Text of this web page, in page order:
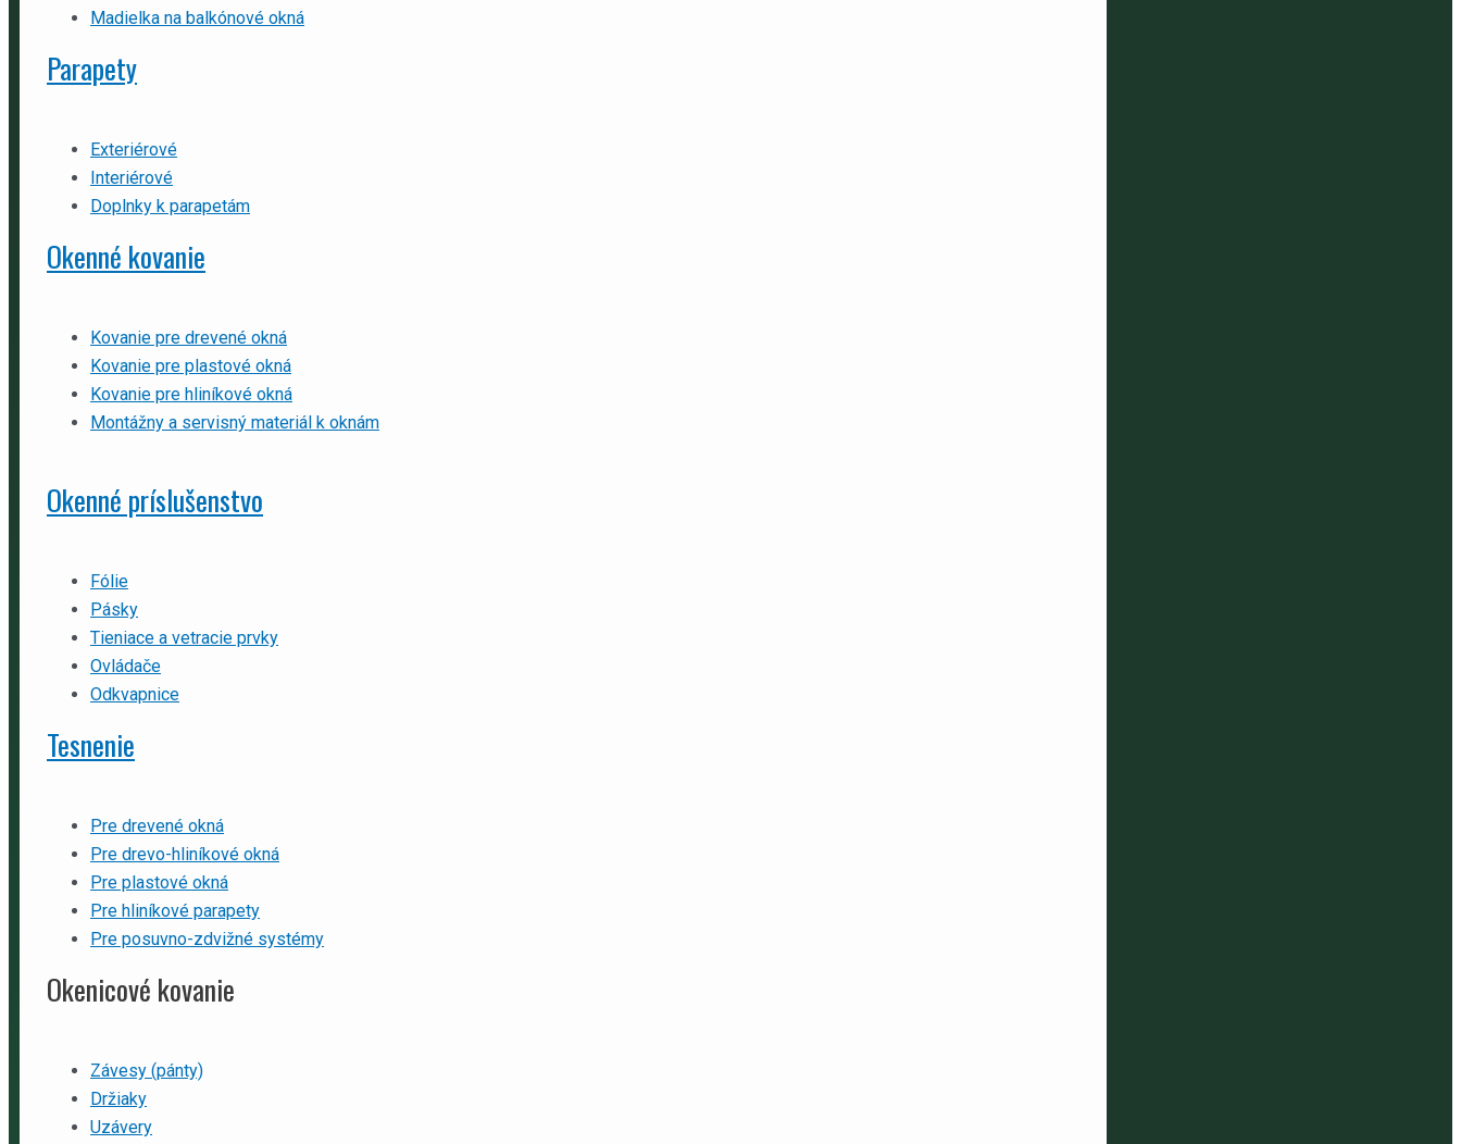
Madielka na balkónové okná
Parapety
Exteriérové
Interiérové
Doplnky k parapetám
Okenné kovanie
Kovanie pre drevené okná
Kovanie pre plastové okná
Kovanie pre hliníkové okná
Montážny a servisný materiál k oknám
Okenné príslušenstvo
Fólie
Pásky
Tieniace a vetracie prvky
Ovládače
Odkvapnice
Tesnenie
Pre drevené okná
Pre drevo-hliníkové okná
Pre plastové okná
Pre hliníkové parapety
Pre posuvno-zdvižné systémy
Okenicové kovanie
Závesy (pánty)
Držiaky
Uzávery